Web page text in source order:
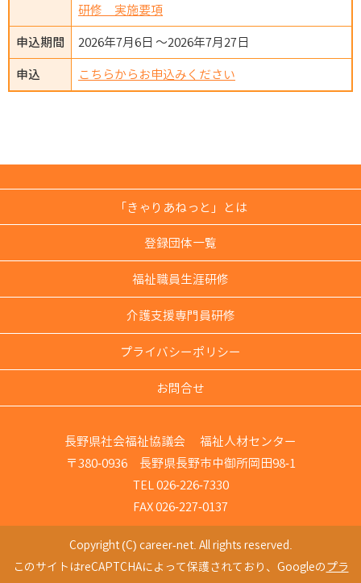
研修 実施要項
申込期間
2026年7月6日 ～2026年7月27日
申込
こちらからお申込みください
「きゃりあねっと」とは
登録団体一覧
福祉職員生涯研修
介護支援専門員研修
プライバシーポリシー
お問合せ
長野県社会福祉協議会 福祉人材センター
〒380-0936 長野県長野市中御所岡田98-1
TEL 026-226-7330
FAX 026-227-0137
Copyright (C) career-net. All rights reserved.
このサイトはreCAPTCHAによって保護されており、Googleのプラ